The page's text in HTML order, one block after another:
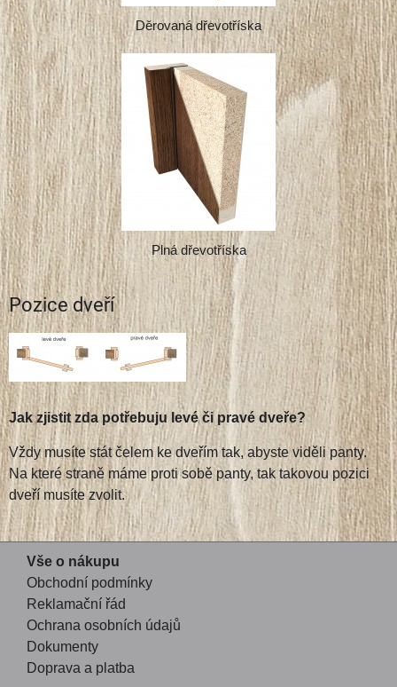
Děrovaná dřevotříska
Plná dřevotříska
Pozice dveří
Jak zjistit zda potřebuju levé či pravé dveře?
Vždy musíte stát čelem ke dveřím tak, abyste viděli panty.
Na které straně máme proti sobě panty, tak takovou pozici
dveří musíte zvolit.
Vše o nákupu
Obchodní podmínky
Reklamační řád
Ochrana osobních údajů
Dokumenty
Doprava a platba